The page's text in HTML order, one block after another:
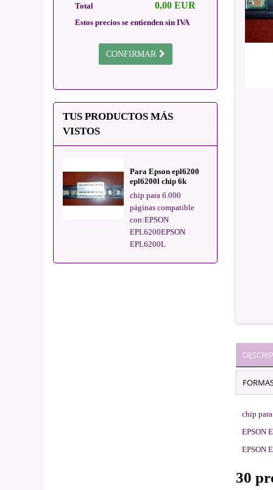
0,00 EUR
Total
Estos precios se entienden sin IVA
CONFIRMAR
TUS PRODUCTOS MÁS
VISTOS
Para Epson epl6200
epl6200l chip 6k
chip para 6.000
páginas compatible
con:EPSON
EPL6200EPSON
EPL6200L
chip
EPSON
EPSON
30